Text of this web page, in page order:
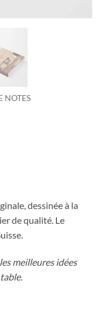
NOTES
dessinée à la
de qualité. Le
meilleures idées